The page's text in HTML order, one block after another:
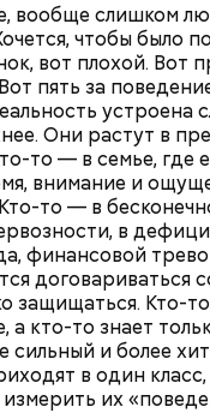
вообще слишком
чтобы было
вот плохой. Вот
пять за
устроена
Они растут в
то — в семье, где
внимание и
то — в
в
финансовой
договариваться
защищаться. Кто-то
а кто-то знает
сильный и более
в один
их